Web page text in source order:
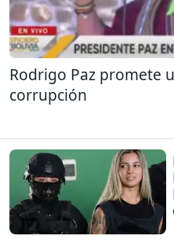
Rodrigo Paz promete
corrupción